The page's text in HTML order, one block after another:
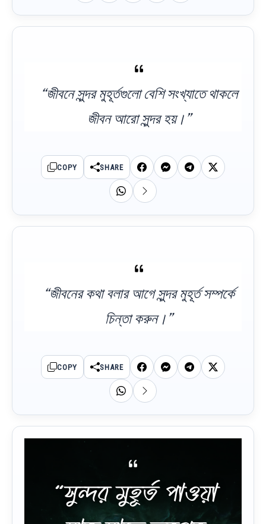
“জীবনে সুন্দর মুহূর্তগুলো বেশি সংখ্যাতে থাকলে
জীবন আরো সুন্দর হয়।”
COPY SHARE
“জীবনের কথা বলার আগে সুন্দর মুহূর্ত সম্পর্কে
চিন্তা করুন।”
COPY SHARE
“সুন্দর মুহূর্ত পাওয়া